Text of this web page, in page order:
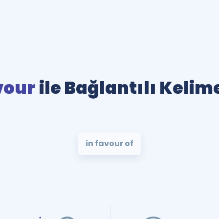
ile Bağlantılı
in favour of